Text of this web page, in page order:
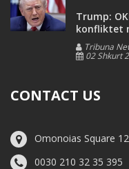
Trump:
konfliktet
Tribuna
02 Shkurt
CONTACT US
Omonoias Square
0030 210 32 35 395